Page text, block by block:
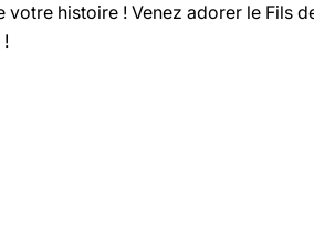
histoire ! Venez adorer le Fils
!